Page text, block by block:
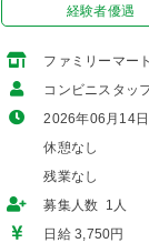
経験者優遇
ファミリーマー
コンビニスタッ
2026年06月14
休憩なし
残業なし
募集人数 1人
日給 3,750円